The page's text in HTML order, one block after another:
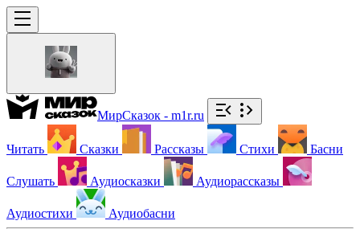
МирСказок - m1r.ru
Читать Сказки Рассказы Стихи Басни
Слушать Аудиосказки Аудиорассказы
Аудиостихи Аудиобасни